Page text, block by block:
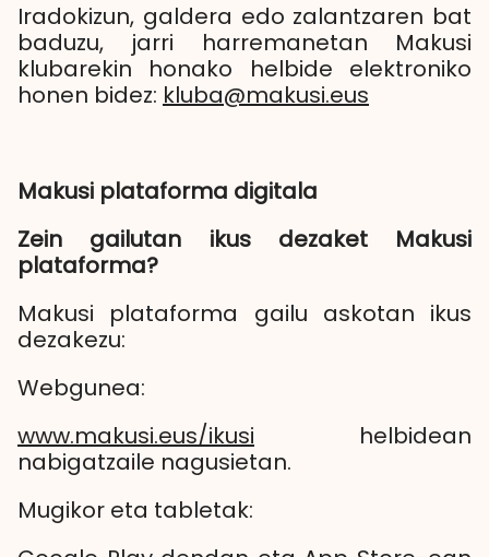
Iradokizun, galdera edo zalantzaren bat
baduzu, jarri harremanetan Makusi
klubarekin honako helbide elektroniko
honen bidez: kluba@makusi.eus
Makusi plataforma digitala
Zein gailutan ikus dezaket Makusi
plataforma?
Makusi plataforma gailu askotan ikus
dezakezu:
Webgunea:
www.makusi.eus/ikusi helbidean
nabigatzaile nagusietan.
Mugikor eta tabletak: